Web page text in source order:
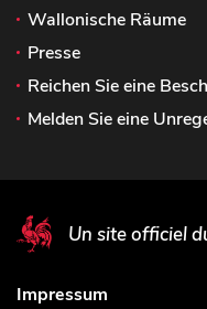
Wallonische Räume
Presse
Reichen Sie eine
Melden Sie eine
Un site officiel
Impressum